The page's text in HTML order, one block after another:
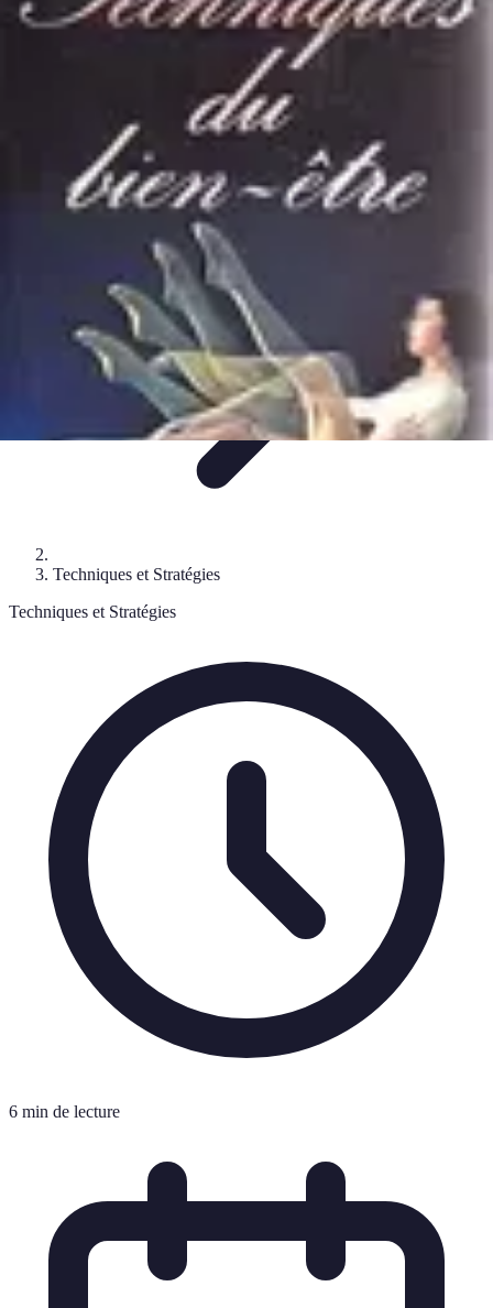
Tout sur le Padel
Techniques et
Équipement et Terrain
Tout sur le Padel
Techniques et Stratégies
Techniques et Stratégies
6 min de lecture